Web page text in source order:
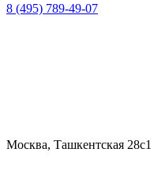
8 (495) 789-49-07
Москва, Ташкентская 28с1